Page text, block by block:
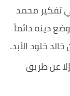
تفكير محمد
دينه دائماً
خلود الأبد.
عن طريق